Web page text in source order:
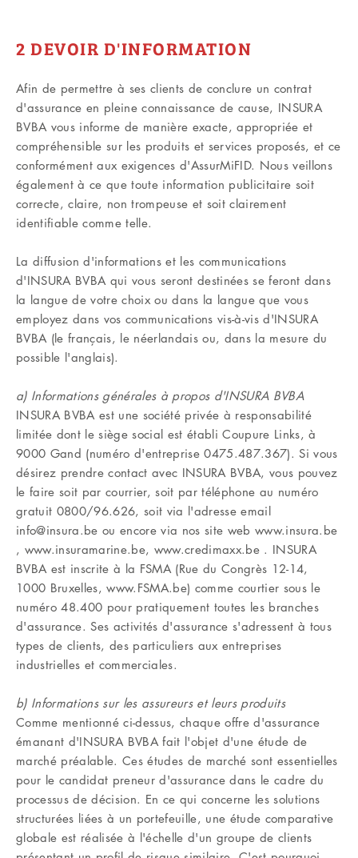
2 DEVOIR D'INFORMATION
Afin de permettre à ses clients de conclure un contrat
d'assurance en pleine connaissance de cause, INSURA
BVBA vous informe de manière exacte, appropriée et
compréhensible sur les produits et services proposés, et ce
conformément aux exigences d'AssurMiFID. Nous veillons
également à ce que toute information publicitaire soit
correcte, claire, non trompeuse et soit clairement
identifiable comme telle.
La diffusion d'informations et les communications
d'INSURA BVBA qui vous seront destinées se feront dans
la langue de votre choix ou dans la langue que vous
employez dans vos communications vis-à-vis d'INSURA
BVBA (le français, le néerlandais ou, dans la mesure du
possible l'anglais).
a) Informations générales à propos d'INSURA BVBA
INSURA BVBA est une société privée à responsabilité
limitée dont le siège social est établi Coupure Links, à
9000 Gand (numéro d'entreprise 0475.487.367). Si vous
désirez prendre contact avec INSURA BVBA, vous pouvez
le faire soit par courrier, soit par téléphone au numéro
gratuit 0800/96.626, soit via l'adresse email
info@insura.be ou encore via nos site web www.insura.be
, www.insuramarine.be, www.credimaxx.be . INSURA
BVBA est inscrite à la FSMA (Rue du Congrès 12-14,
1000 Bruxelles, www.FSMA.be) comme courtier sous le
numéro 48.400 pour pratiquement toutes les branches
d'assurance. Ses activités d'assurance s'adressent à tous
types de clients, des particuliers aux entreprises
industrielles et commerciales.
b) Informations sur les assureurs et leurs produits
Comme mentionné ci-dessus, chaque offre d'assurance
émanant d'INSURA BVBA fait l'objet d'une étude de
marché préalable. Ces études de marché sont essentielles
pour le candidat preneur d'assurance dans le cadre du
processus de décision. En ce qui concerne les solutions
structurées liées à un portefeuille, une étude comparative
globale est réalisée à l'échelle d'un groupe de clients